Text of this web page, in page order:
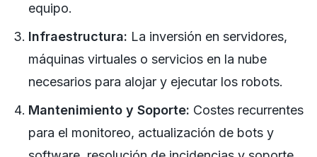
equipo.
Infraestructura: La inversión en servidores,
máquinas virtuales o servicios en la nube
necesarios para alojar y ejecutar los robots.
Mantenimiento y Soporte: Costes recurrentes
para el monitoreo, actualización de bots y